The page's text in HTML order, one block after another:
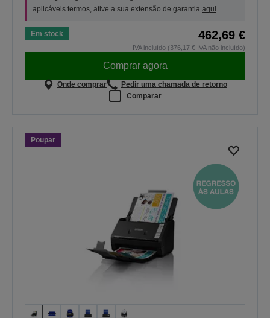
aplicáveis termos, ative a sua extensão de garantia aqui
Em stock 462,69 €
IVA incluído (376,17 € IVA não incluído)
Comprar agora
Onde comprar
Pedir uma chamada de retorno
Comparar
Poupar